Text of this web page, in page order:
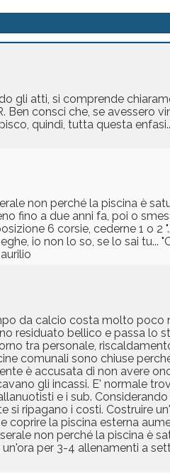
gli atti, si comprende
consci che, se avessero
quindi, tutta questa
non perché la piscina è
fino a due anni fa, poi o
6 corsie, cederne 1 o 2
io non lo so, se lo sai tu...
da calcio costa molto poco
residuato bellico e passa lo
tra personale,
comunali sono chiuse
è accusata di non avere
gli incassi. E' normale
e i sub.
si ripagano i costi. Costruire
coprire la piscina esterna
non perché la piscina è
per 3-4 allenamenti a